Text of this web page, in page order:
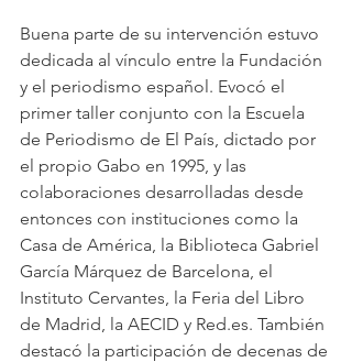
Buena parte de su intervención estuvo
dedicada al vínculo entre la Fundación
y el periodismo español. Evocó el
primer taller conjunto con la Escuela
de Periodismo de El País, dictado por
el propio Gabo en 1995, y las
colaboraciones desarrolladas desde
entonces con instituciones como la
Casa de América, la Biblioteca Gabriel
García Márquez de Barcelona, el
Instituto Cervantes, la Feria del Libro
de Madrid, la AECID y Red.es. También
destacó la participación de decenas de